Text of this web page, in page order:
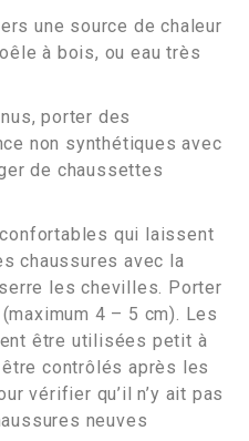
une source de chaleur
à bois, ou eau très
porter des
non synthétiques avec
de chaussettes
qui laissent
chaussures avec la
les chevilles. Porter
4 – 5 cm). Les
être utilisées petit à
contrôlés après les
vérifier qu’il n’y ait pas
neuves